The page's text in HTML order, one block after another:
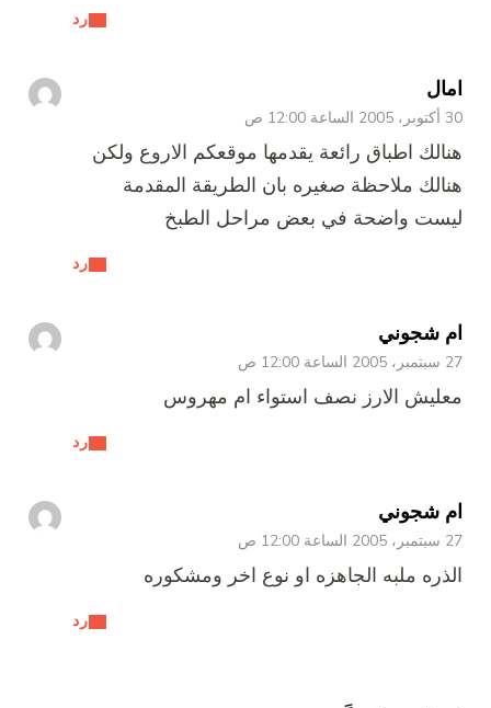
رد
امال
30 أكتوبر، 2005 الساعة 12:00 ص
رد
هنالك اطباق رائعة يقدمها موقعكم الاروع ولكن
هنالك ملاحظة صغيره بان الطريقة المقدمة
ليست واضحة في بعض مراحل الطبخ
ام شجوني
27 سبتمبر، 2005 الساعة 12:00 ص
رد
معليش الارز نصف استواء ام مهروس
ام شجوني
27 سبتمبر، 2005 الساعة 12:00 ص
رد
الذره ملبه الجاهزه او نوع اخر ومشكوره